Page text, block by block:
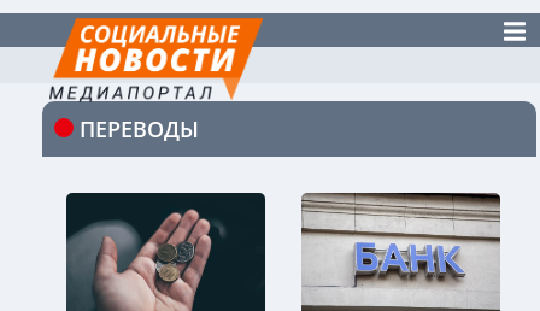
ПЕРЕВОДЫ